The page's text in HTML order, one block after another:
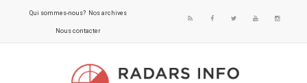
Qui sommes-nous? Nos archives
Nous contacter